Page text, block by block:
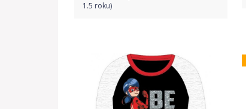
1.5 roku)
Detail produktu